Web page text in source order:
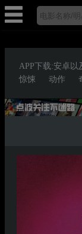
APP下载:安卓以
惊悚
动作